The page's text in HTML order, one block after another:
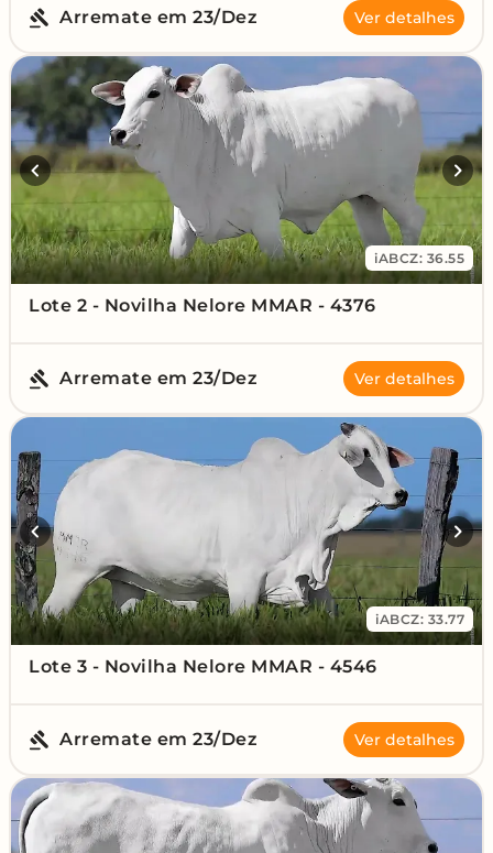
Arremate em 23/Dez Ver detalhes
iABCZ: 36.55
Lote 2 - Novilha Nelore MMAR - 4376
Arremate em 23/Dez Ver detalhes
iABCZ: 33.77
Lote 3 - Novilha Nelore MMAR - 4546
Arremate em 23/Dez Ver detalhes